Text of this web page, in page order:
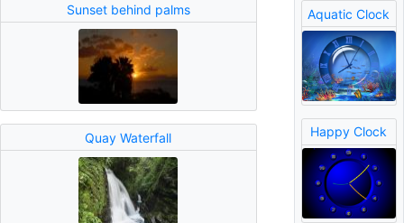
Sunset behind palms
Quay Waterfall
Aquatic Clock
Happy Clock